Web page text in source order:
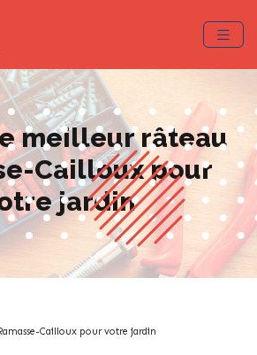
meilleur râteau
Cailloux pour
jardin
Cailloux pour votre jardin